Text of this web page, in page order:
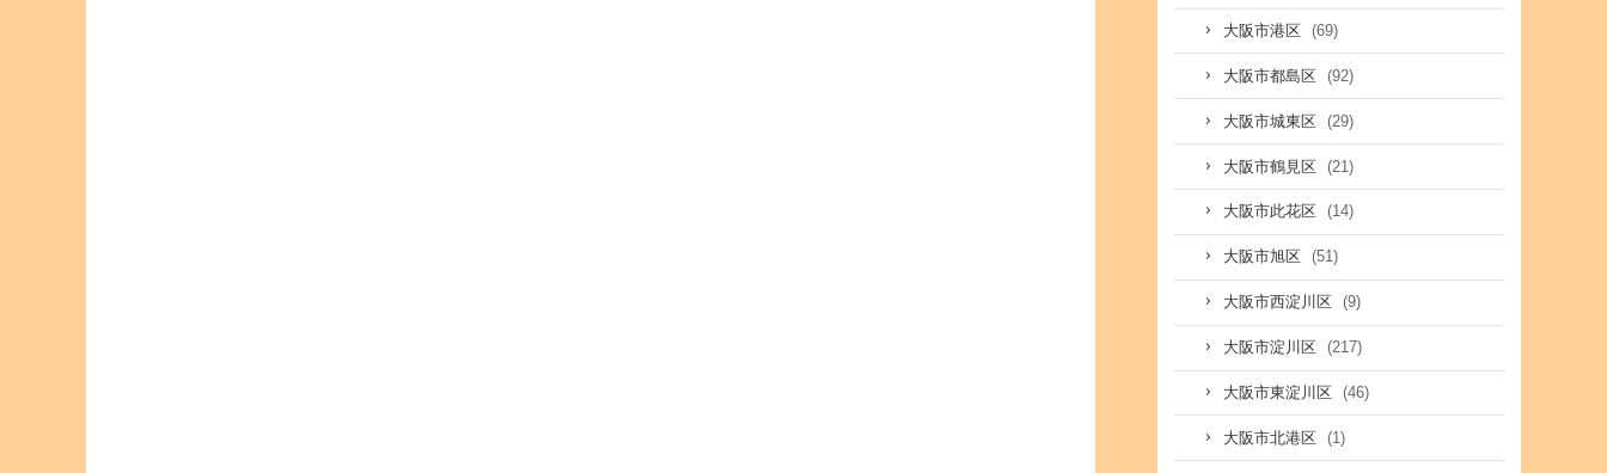
大阪市港区 (69)
大阪市都島区 (92)
大阪市城東区 (29)
大阪市鶴見区 (21)
大阪市此花区 (14)
大阪市旭区 (51)
大阪市西淀川区 (9)
大阪市淀川区 (217)
大阪市東淀川区 (46)
大阪市北港区 (1)